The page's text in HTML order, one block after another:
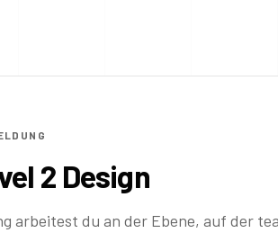
2 Design
arbeitest du an der Ebene, auf der